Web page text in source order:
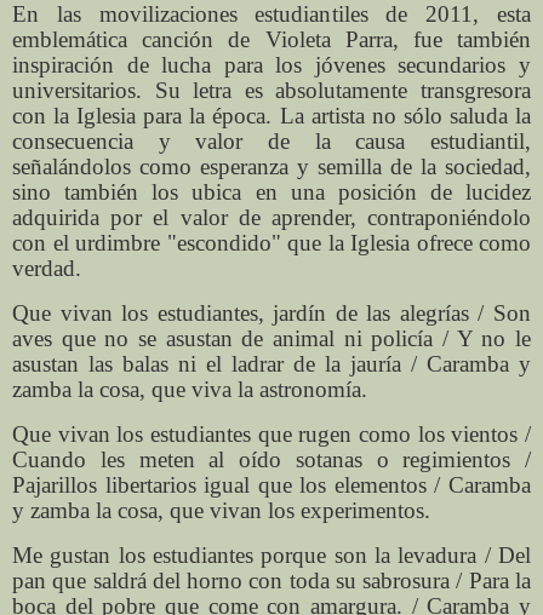
En las movilizaciones estudiantiles de 2011, esta
emblemática canción de Violeta Parra, fue también
inspiración de lucha para los jóvenes secundarios y
universitarios. Su letra es absolutamente transgresora
con la Iglesia para la época. La artista no sólo saluda la
consecuencia y valor de la causa estudiantil,
señalándolos como esperanza y semilla de la sociedad,
sino también los ubica en una posición de lucidez
adquirida por el valor de aprender, contraponiéndolo
con el urdimbre "escondido" que la Iglesia ofrece como
verdad.
Que vivan los estudiantes, jardín de las alegrías / Son
aves que no se asustan de animal ni policía / Y no le
asustan las balas ni el ladrar de la jauría / Caramba y
zamba la cosa, que viva la astronomía.
Que vivan los estudiantes que rugen como los vientos /
Cuando les meten al oído sotanas o regimientos /
Pajarillos libertarios igual que los elementos / Caramba
y zamba la cosa, que vivan los experimentos.
Me gustan los estudiantes porque son la levadura / Del
pan que saldrá del horno con toda su sabrosura / Para la
boca del pobre que come con amargura. / Caramba y